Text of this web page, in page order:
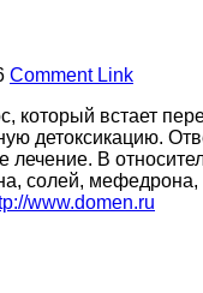
Comment Link
встает
детоксикацию.
лечение. В
солей,
www.domen.ru